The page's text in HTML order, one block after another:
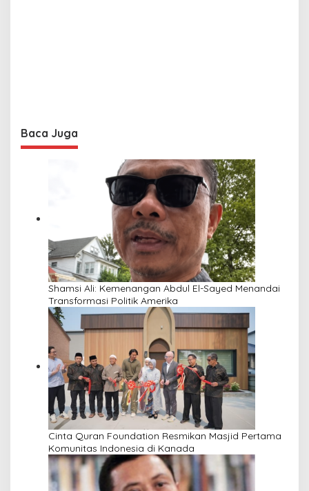
Baca Juga
Shamsi Ali: Kemenangan Abdul El-Sayed Menandai
Transformasi Politik Amerika
Cinta Quran Foundation Resmikan Masjid Pertama
Komunitas Indonesia di Kanada